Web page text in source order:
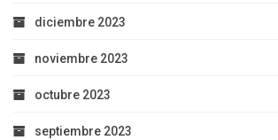
diciembre 2023
noviembre 2023
octubre 2023
septiembre 2023